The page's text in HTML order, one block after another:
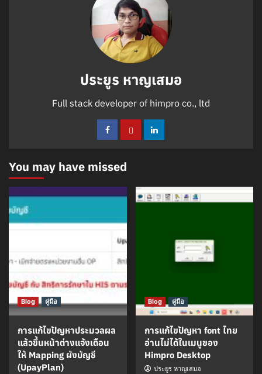
ประยูร หาญเสมอ
Full stack developer of himpro co., ltd
You may have missed
Blog คู่มือ
การแก้ไขปัญหาประมวลผล
แล้วขึ้นหน้าต่างแจ้งเตือน
ให้ Mapping ผังบัญชี
(UpayPlan)
Blog คู่มือ
การแก้ไขปัญหา font ไทย
อ่านไม่ได้ในเมนูของ
Himpro Desktop
ประยูร หาญเสมอ